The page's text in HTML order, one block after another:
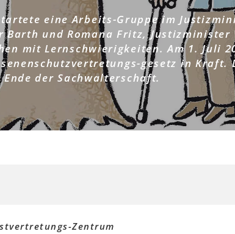
eine Arbeits-Gruppe im
Barth und Romana Fritz, Justizminister
mit Lernschwierigkeiten. Am 1. Juli
gesetz in Kraft.
Ende der Sachwalterschaft.
Zentrum